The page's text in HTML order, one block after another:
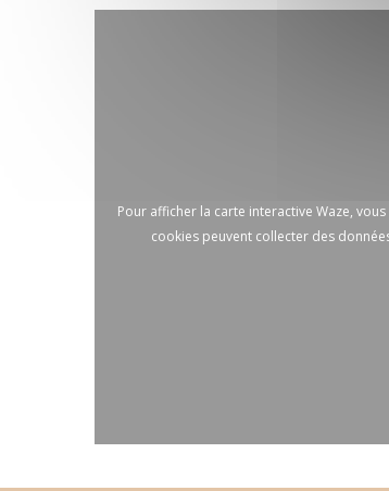
Pour afficher la carte interactive Waze,
cookies peuvent collecter des